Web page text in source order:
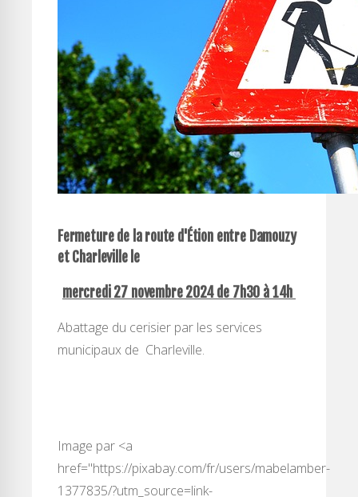
Fermeturede laroute d'Étionentre Damouzy
et Charleville le
mercredi 27 novembre 2024 de 7h30 à 14h
Abattage du cerisier par les services
municipaux de Charleville.
Image par <a
href="https://pixabay.com/fr/users/mabelamber-
1377835/?utm_source=link-